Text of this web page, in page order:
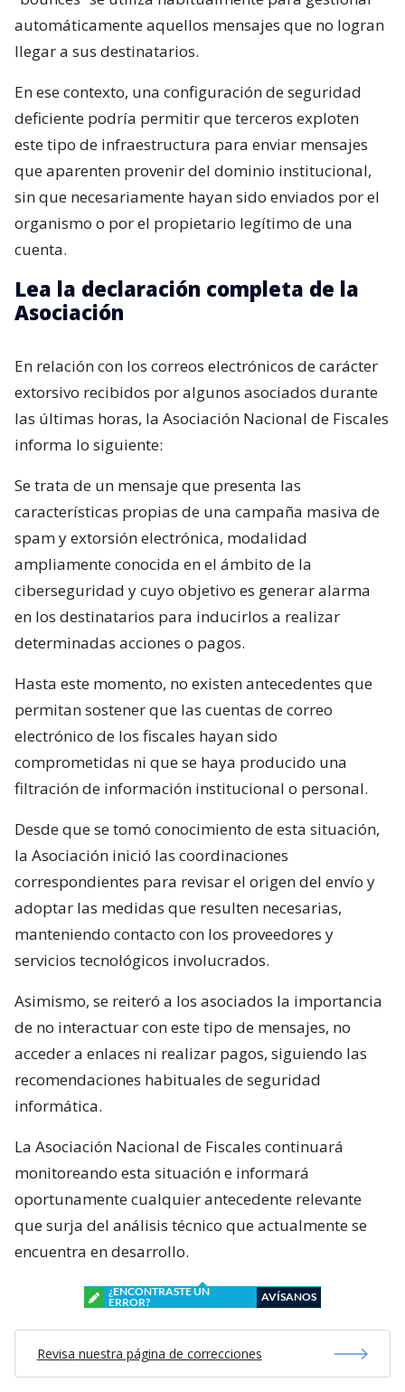
automáticamente aquellos mensajes que no logran
llegar a sus destinatarios.
En ese contexto, una configuración de seguridad
deficiente podría permitir que terceros exploten
este tipo de infraestructura para enviar mensajes
que aparenten provenir del dominio institucional,
sin que necesariamente hayan sido enviados por el
organismo o por el propietario legítimo de una
cuenta.
Lea la declaración completa de la
Asociación
En relación con los correos electrónicos de carácter
extorsivo recibidos por algunos asociados durante
las últimas horas, la Asociación Nacional de Fiscales
informa lo siguiente:
Se trata de un mensaje que presenta las
características propias de una campaña masiva de
spam y extorsión electrónica, modalidad
ampliamente conocida en el ámbito de la
ciberseguridad y cuyo objetivo es generar alarma
en los destinatarios para inducirlos a realizar
determinadas acciones o pagos.
Hasta este momento, no existen antecedentes que
permitan sostener que las cuentas de correo
electrónico de los fiscales hayan sido
comprometidas ni que se haya producido una
filtración de información institucional o personal.
Desde que se tomó conocimiento de esta situación,
la Asociación inició las coordinaciones
correspondientes para revisar el origen del envío y
adoptar las medidas que resulten necesarias,
manteniendo contacto con los proveedores y
servicios tecnológicos involucrados.
Asimismo, se reiteró a los asociados la importancia
de no interactuar con este tipo de mensajes, no
acceder a enlaces ni realizar pagos, siguiendo las
recomendaciones habituales de seguridad
informática.
La Asociación Nacional de Fiscales continuará
monitoreando esta situación e informará
oportunamente cualquier antecedente relevante
que surja del análisis técnico que actualmente se
encuentra en desarrollo.
¿ENCONTRASTE UN
ERROR?
AVÍSANOS
Revisa nuestra página de correcciones